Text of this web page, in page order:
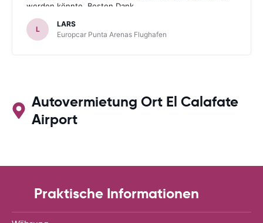
werden könnte. Besten Dank.
L
LARS
Europcar Punta Arenas Flughafen
Autovermietung Ort El Calafate
Airport
Praktische Informationen